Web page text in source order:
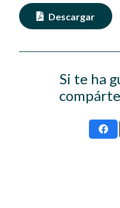
Descargar
Si te ha